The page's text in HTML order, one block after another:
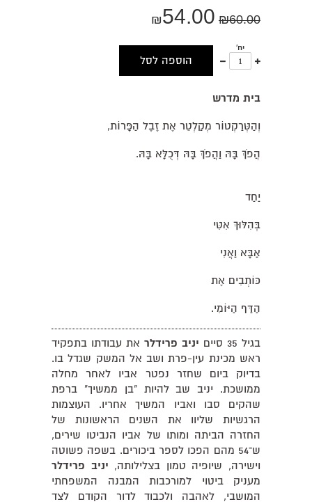
₪60.00
₪54.00
יח'
עוד
אחד
הוספה לסל
בית מדרש
וְהַטְּרַקְטוֹר מְקַלְטֵר אֶת זֶבֶל הַפָּרוֹת,
הֲפֹךְ בָּהּ וַהֲפֹךְ בָּהּ דְּכֻלָּא בָּהּ.
יַחַד
בְּהִלּוּךְ אִטִּי
אַבָּא וַאֲנִי
כּוֹתְבִים אֶת
הַדַּף הַיּוֹמִי.
בגיל 35 סיים יניב פרידלר את עבודתו בתפקיד
ראש מכינת עין-פרת ושב אל המשק שגדל בו.
בדיוק ביום שחזר נפטר אביו לאחר מחלה
ממושכת. יניב שב להיות "בן ממשיך" ברפת
שהקים סבו ואביו המשיך אחריו. העוצמות
הרגשיות שליוו את השנים הראשונות של
החזרה הביתה ומותו של אביו הנביטו שירים,
ש־54 מהם הפכו לספר ביכורים. בשפה פשוטה
וישירה, שיופיה טמון בצלילותה, יניב פרידלר
מעניק ביטוי למורכבות המבנה המשפחתי
המושבי, לאהבה ולכבוד לדור הקודם לצד